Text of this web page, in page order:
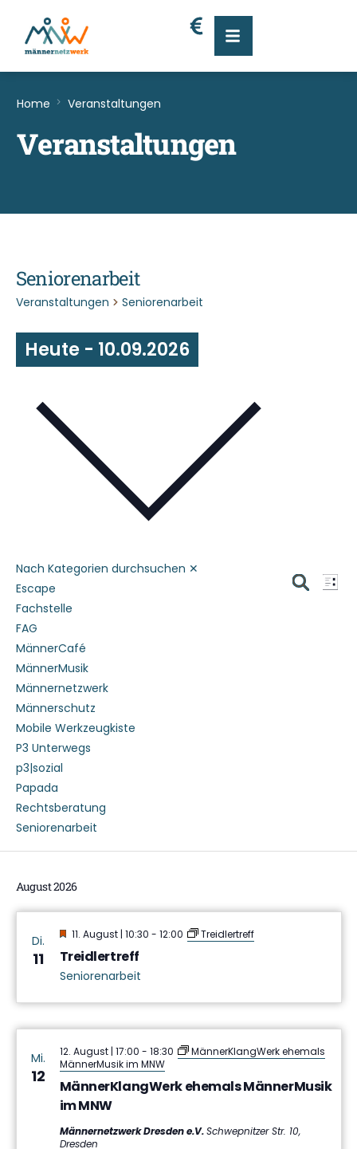
Home Veranstaltungen
Veranstaltungen
Seniorenarbeit
Veranstaltungen Seniorenarbeit
Liste
Heute - 10.09.2026
Nach Kategorien durchsuchen ✕
Escape
Fachstelle
FAG
MännerCafé
MännerMusik
Männernetzwerk
Männerschutz
Mobile Werkzeugkiste
P3 Unterwegs
p3|sozial
Papada
Rechtsberatung
Seniorenarbeit
August 2026
Di.
11 Treidlertreff
Hervorgehoben
11. August | 10:30 - 12:00 Treidlertreff
Seniorenarbeit
Mi.
12
MännerKlangWerk ehemals MännerMusik
im MNW
12. August | 17:00 - 18:30
MännerKlangWerk ehemals
MännerMusik im MNW
Männernetzwerk Dresden e.V.Schwepnitzer Str. 10,
Dresden